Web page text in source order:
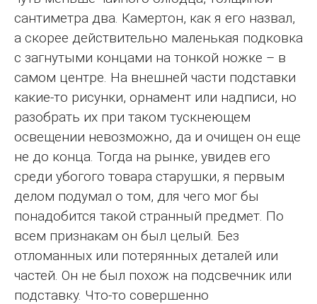
сантиметра два. Камертон, как я его назвал,
а скорее действительно маленькая подковка
с загнутыми концами на тонкой ножке – в
самом центре. На внешней части подставки
какие-то рисунки, орнамент или надписи, но
разобрать их при таком тускнеющем
освещении невозможно, да и очищен он еще
не до конца. Тогда на рынке, увидев его
среди убогого товара старушки, я первым
делом подумал о том, для чего мог бы
понадобится такой странный предмет. По
всем признакам он был целый. Без
отломанных или потерянных деталей или
частей. Он не был похож на подсвечник или
подставку. Что-то совершенно